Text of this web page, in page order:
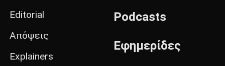
Editorial
Απόψεις
Explainers
Podcasts
Εφημερίδες